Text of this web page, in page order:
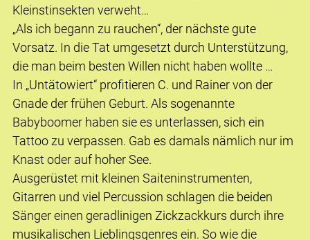
Kleinstinsekten verweht…
„Als ich begann zu rauchen“, der nächste gute
Vorsatz. In die Tat umgesetzt durch Unterstützung,
die man beim besten Willen nicht haben wollte …
In „Untätowiert“ profitieren C. und Rainer von der
Gnade der frühen Geburt. Als sogenannte
Babyboomer haben sie es unterlassen, sich ein
Tattoo zu verpassen. Gab es damals nämlich nur im
Knast oder auf hoher See.
Ausgerüstet mit kleinen Saiteninstrumenten,
Gitarren und viel Percussion schlagen die beiden
Sänger einen geradlinigen Zickzackkurs durch ihre
musikalischen Lieblingsgenres ein. So wie die